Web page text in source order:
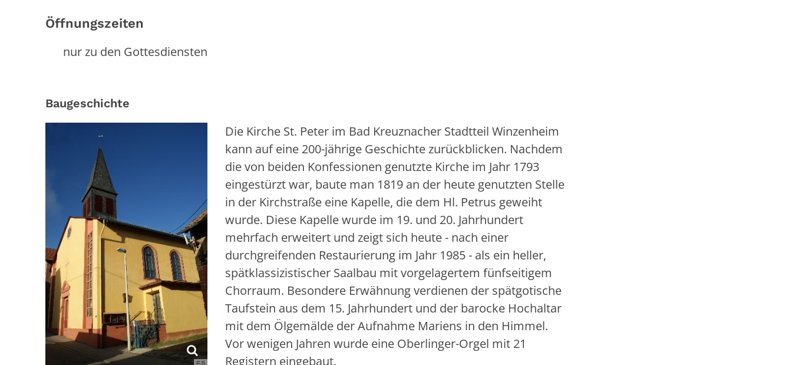
Öffnungszeiten
nur zu den Gottesdiensten
Baugeschichte
© JS
Die Kirche St. Peter im Bad Kreuznacher Stadtteil Winzenheim
kann auf eine 200-jährige Geschichte zurückblicken. Nachdem
die von beiden Konfessionen genutzte Kirche im Jahr 1793
eingestürzt war, baute man 1819 an der heute genutzten Stelle
in der Kirchstraße eine Kapelle, die dem Hl. Petrus geweiht
wurde. Diese Kapelle wurde im 19. und 20. Jahrhundert
mehrfach erweitert und zeigt sich heute - nach einer
durchgreifenden Restaurierung im Jahr 1985 - als ein heller,
spätklassizistischer Saalbau mit vorgelagertem fünfseitigem
Chorraum. Besondere Erwähnung verdienen der spätgotische
Taufstein aus dem 15. Jahrhundert und der barocke Hochaltar
mit dem Ölgemälde der Aufnahme Mariens in den Himmel.
Vor wenigen Jahren wurde eine Oberlinger-Orgel mit 21
Registern eingebaut.